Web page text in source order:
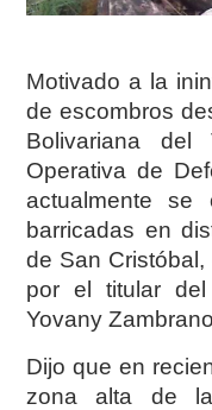
Motivado a la
de escombros
Bolivariana
Operativa de
actualmente se
barricadas en
de San
por el titular del
Yovany
Dijo que en
zona alta de